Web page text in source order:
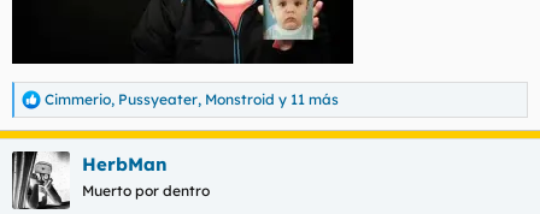
R
e
a
c
c
i
Cimmerio, Pussyeater, Monstroid y 11 más
HerbMan
Muerto por dentro